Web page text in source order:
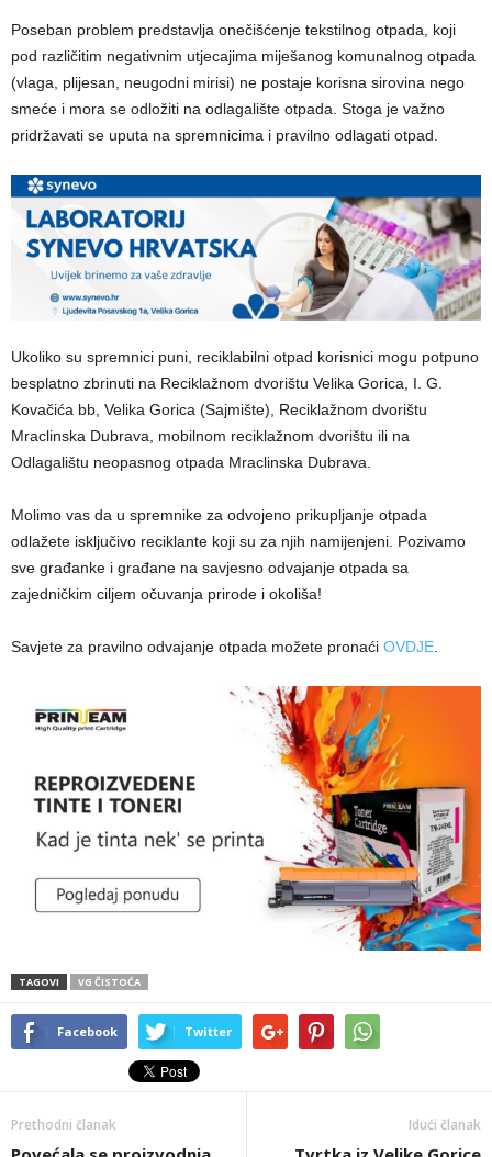
Poseban problem predstavlja onečišćenje tekstilnog otpada, koji
pod različitim negativnim utjecajima miješanog komunalnog otpada
(vlaga, plijesan, neugodni mirisi) ne postaje korisna sirovina nego
smeće i mora se odložiti na odlagalište otpada. Stoga je važno
pridržavati se uputa na spremnicima i pravilno odlagati otpad.
Ukoliko su spremnici puni, reciklabilni otpad korisnici mogu potpuno
besplatno zbrinuti na Reciklažnom dvorištu Velika Gorica, I. G.
Kovačića bb, Velika Gorica (Sajmište), Reciklažnom dvorištu
Mraclinska Dubrava, mobilnom reciklažnom dvorištu ili na
Odlagalištu neopasnog otpada Mraclinska Dubrava.
Molimo vas da u spremnike za odvojeno prikupljanje otpada
odlažete isključivo reciklante koji su za njih namijenjeni. Pozivamo
sve građanke i građane na savjesno odvajanje otpada sa
zajedničkim ciljem očuvanja prirode i okoliša!
Savjete za pravilno odvajanje otpada možete pronaći OVDJE.
TAGOVI VG ČISTOĆA
Facebook Twitter
Prethodni članak Idući članak